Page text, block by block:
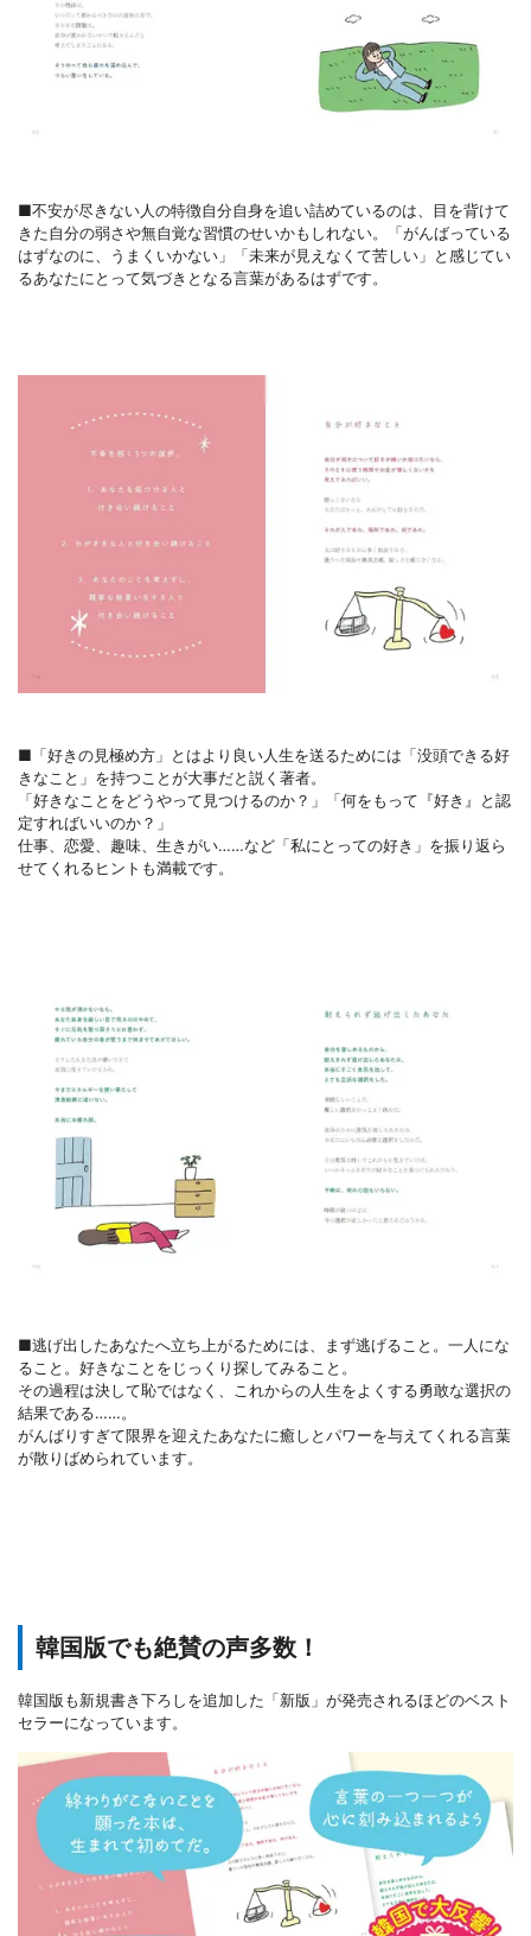
■不安が尽きない人の特徴自分自身を追い詰めているのは、目を背けて
きた自分の弱さや無自覚な習慣のせいかもしれない。「がんばっている
はずなのに、うまくいかない」「未来が見えなくて苦しい」と感じてい
るあなたにとって気づきとなる言葉があるはずです。
■「好きの見極め方」とはより良い人生を送るためには「没頭できる好
きなこと」を持つことが大事だと説く著者。
「好きなことをどうやって見つけるのか？」「何をもって『好き』と認
定すればいいのか？」
仕事、恋愛、趣味、生きがい……など「私にとっての好き」を振り返ら
せてくれるヒントも満載です。
■逃げ出したあなたへ立ち上がるためには、まず逃げること。一人にな
ること。好きなことをじっくり探してみること。
その過程は決して恥ではなく、これからの人生をよくする勇敢な選択の
結果である……。
がんばりすぎて限界を迎えたあなたに癒しとパワーを与えてくれる言葉
が散りばめられています。
韓国版でも絶賛の声多数！
韓国版も新規書き下ろしを追加した「新版」が発売されるほどのベスト
セラーになっています。